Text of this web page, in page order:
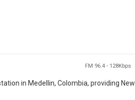
FM 96.4 - 128Kbps
in Medellin, Colombia, providing